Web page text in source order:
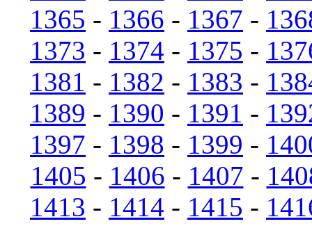
1365 - 1366 - 1367 -
1373 - 1374 - 1375 -
1381 - 1382 - 1383 -
1389 - 1390 - 1391 -
1397 - 1398 - 1399 -
1405 - 1406 - 1407 -
1413 - 1414 - 1415 -